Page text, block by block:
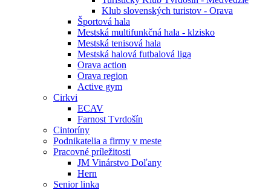
Klub slovenských turistov - Orava
Športová hala
Mestská multifunkčná hala - klzisko
Mestská tenisová hala
Mestská halová futbalová liga
Orava action
Orava region
Active gym
Cirkvi
ECAV
Farnost Tvrdošín
Cintoríny
Podnikatelia a firmy v meste
Pracovné príležitosti
JM Vinárstvo Doľany
Hern
Senior linka